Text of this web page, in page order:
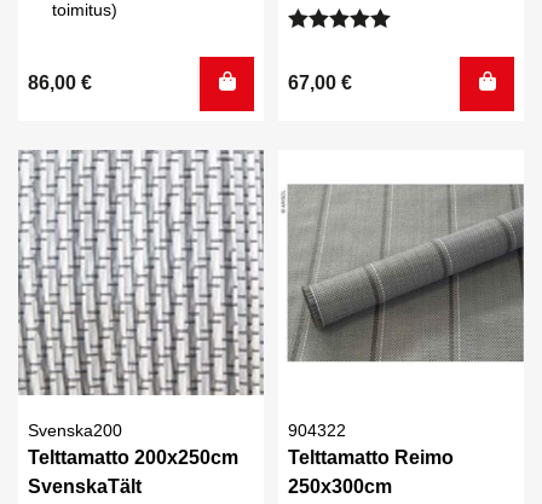
toimitus)
86,00 €
5.00/ 5
67,00 €
Svenska200
Telttamatto 200x250cm
SvenskaTält
904322
Telttamatto Reimo
250x300cm